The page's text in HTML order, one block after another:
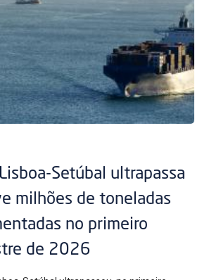
Setúbal ultrapassa
milhões de toneladas
no primeiro
de 2026